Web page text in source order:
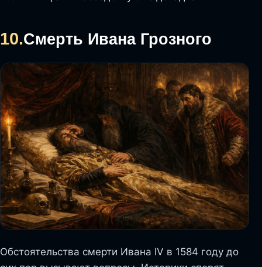
10.Смерть Ивана Грозного
Обстоятельства смерти Ивана IV в 1584 году до